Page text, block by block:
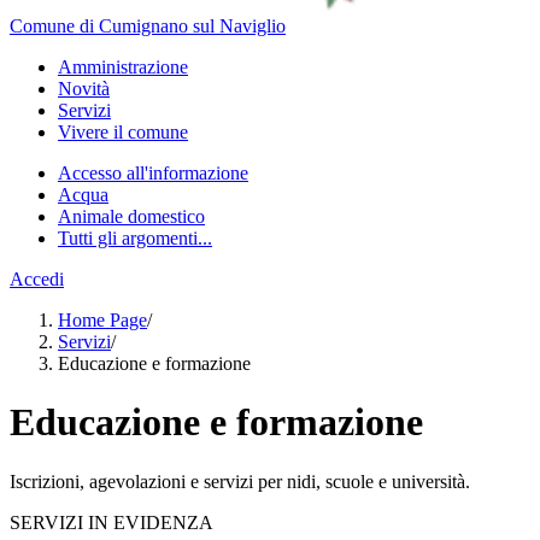
Comune di Cumignano sul Naviglio
Amministrazione
Novità
Servizi
Vivere il comune
Accesso all'informazione
Acqua
Animale domestico
Tutti gli argomenti...
Accedi
Home Page/
Servizi/
Educazione e formazione
Educazione e formazione
Iscrizioni, agevolazioni e servizi per nidi, scuole e università.
SERVIZI IN EVIDENZA